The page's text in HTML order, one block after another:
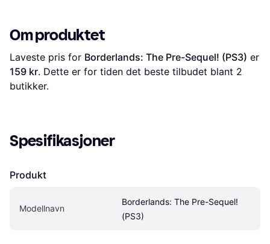
Om produktet
Laveste pris for Borderlands: The Pre-Sequel! (PS3)
159 kr. Dette er for tiden det beste tilbudet blant 2
butikker.
Spesifikasjoner
Produkt
Modellnavn
Borderlands: The Pre-Sequel!
(PS3)